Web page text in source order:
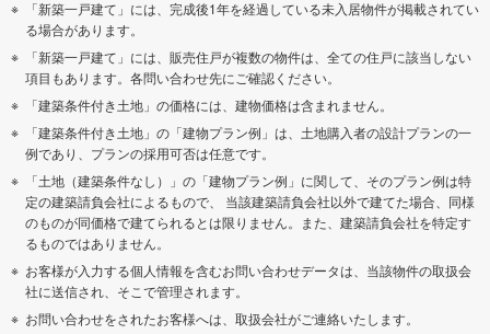
「新築一戸建て」には、完成後1年を経過している未入居物件が掲載されてい
る場合があります。
「新築一戸建て」には、販売住戸が複数の物件は、全ての住戸に該当しない
項目もあります。各問い合わせ先にご確認ください。
「建築条件付き土地」の価格には、建物価格は含まれません。
「建築条件付き土地」の「建物プラン例」は、土地購入者の設計プランの一
例であり、プランの採用可否は任意です。
「土地（建築条件なし）」の「建物プラン例」に関して、そのプラン例は特
定の建築請負会社によるもので、 当該建築請負会社以外で建てた場合、同様
のものが同価格で建てられるとは限りません。また、建築請負会社を特定す
るものではありません。
お客様が入力する個人情報を含むお問い合わせデータは、当該物件の取扱会
社に送信され、そこで管理されます。
お問い合わせをされたお客様へは、取扱会社がご連絡いたします。